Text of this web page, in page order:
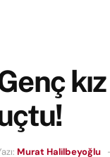
Murat Halilbeyoğlu